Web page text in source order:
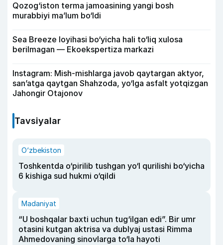
Qozog‘iston terma jamoasining yangi bosh
murabbiyi ma’lum bo‘ldi
Sea Breeze loyihasi bo‘yicha hali to‘liq xulosa
berilmagan — Ekoekspertiza markazi
Instagram: Mish-mishlarga javob qaytargan aktyor,
san’atga qaytgan Shahzoda, yo‘lga asfalt yotqizgan
Jahongir Otajonov
Tavsiyalar
O‘zbekiston
Toshkentda o‘pirilib tushgan yo‘l qurilishi bo‘yicha
6 kishiga sud hukmi o‘qildi
Madaniyat
“U boshqalar baxti uchun tug‘ilgan edi”. Bir umr
otasini kutgan aktrisa va dublyaj ustasi Rimma
Ahmedovaning sinovlarga to‘la hayoti